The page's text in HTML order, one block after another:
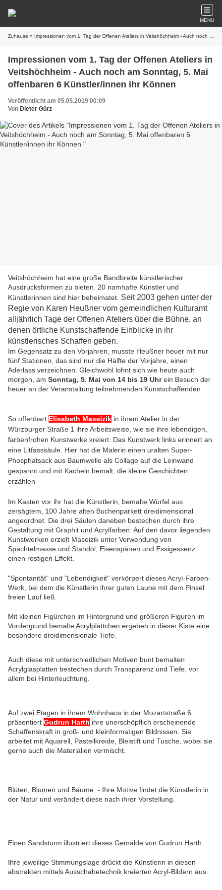
MENU
Zuhause » Impressionen vom 1. Tag der Offenen Ateliers in Veitshöchheim - Auch noch am Sonntag, 5. Mai offenbaren 6 Künstler/innen ihr Können
Impressionen vom 1. Tag der Offenen Ateliers in
Veitshöchheim - Auch noch am Sonntag, 5. Mai
offenbaren 6 Künstler/innen ihr Können
Veröffentlicht am 05.05.2019 00:09
Von Dieter Gürz
Veitshöchheim hat eine große Bandbreite künstlerischer
Ausdrucksformen zu bieten. 20 namhafte Künstler und
Künstlerinnen sind hier beheimatet. Seit 2003 gehen unter der
Regie von Karen Heußner vom gemeindlichen Kulturamt
alljährlich Tage der Offenen Ateliers über die Bühne, an
denen örtliche Kunstschaffende Einblicke in ihr
künstlerisches Schaffen geben.
Im Gegensatz zu den Vorjahren, musste Heußner heuer mit nur
fünf Stationen, das sind nur die Hälfte der Vorjahre, einen
Aderlass verzeichnen. Gleichwohl lohnt sich wie heute auch
morgen, am Sonntag, 5. Mai von 14 bis 19 Uhrein Besuch der
heuer an der Veranstaltung teilnehmenden Kunstschaffenden.
So offenbart Elisabeth Maseizik in ihrem Atelier in der
Würzburger Straße 1 ihre Arbeitsweise, wie sie ihre lebendigen,
farbenfrohen Kunstwerke kreiert. Das Kunstwerk links erinnert an
eine Litfasssäule. Hier hat die Malerin einen uralten Super-
Phosphatsack aus Baumwolle als Collage auf die Leinwand
gespannt und mit Kacheln bemalt, die kleine Geschichten
erzählen
Im Kasten vor ihr hat die Künstlerin, bemalte Würfel aus
zersägtem, 100 Jahre alten Buchenparkett dreidimensional
angeordnet. Die drei Säulen daneben bestechen durch ihre
Gestaltung mit Graphit und Acrylfarben. Auf den davor liegenden
Kunstwerken erzielt Maseizik unter Verwendung von
Spachtelmasse und Standöl, Eisenspänen und Essigessenz
einen rostigen Effekt.
"Spontanität" und "Lebendigkeit" verkörpert dieses Acryl-Farben-
Werk, bei dem die Künstlerin ihrer guten Laune mit dem Pinsel
freien Lauf ließ.
Mit kleinen Figürchen im Hintergrund und größeren Figuren im
Vordergrund bemalte Acrylplättchen ergeben in dieser Kiste eine
besondere dreidimensionale Tiefe.
Auch diese mit unterschiedlichen Motiven bunt bemalten
Acrylglasplatten bestechen durch Transparenz und Tiefe, vor
allem bei Hinterleuchtung.
Auf zwei Etagen in ihrem Wohnhaus in der Mozartstraße 6
präsentiert Gudrun Harth ihre unerschöpflich erscheinende
Schaffenskraft in groß- und kleinformatigen Bildnissen. Sie
arbeitet mit Aquarell, Pastellkreide, Bleistift und Tusche, wobei sie
gerne auch die Materialien vermischt.
Blüten, Blumen und Bäume - Ihre Motive findet die Künstlerin in
der Natur und verändert diese nach ihrer Vorstellung.
Einen Sandsturm illustriert dieses Gemälde von Gudrun Harth.
Ihre jeweilige Stimmungslage drückt die Künstlerin in diesen
abstrakten mittels Ausschabetechnik kreierten Acryl-Bildern aus.